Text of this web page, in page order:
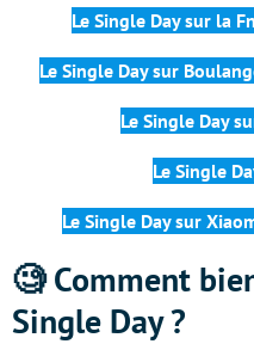
Le Single Day sur la
Le Single Daysur
Le Single Day
Le Single
Le Single Day sur
🧐 Comment
Single Day ?